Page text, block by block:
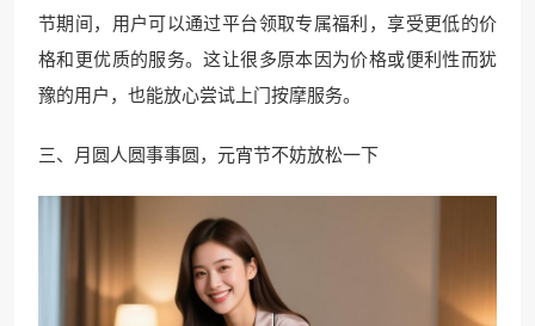
节期间，用户可以通过平台领取专属福利，享受更低的价
格和更优质的服务。这让很多原本因为价格或便利性而犹
豫的用户，也能放心尝试上门按摩服务。
三、月圆人圆事事圆，元宵节不妨放松一下